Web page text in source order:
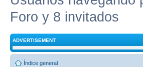
Foro y 8 invitados
ADVERTISEMENT
Índice general